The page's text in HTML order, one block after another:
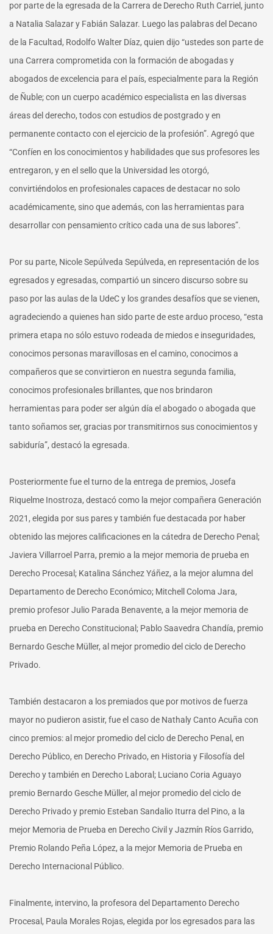
por parte de la egresada de la Carrera de Derecho Ruth Carriel, junto
a Natalia Salazar y Fabián Salazar. Luego las palabras del Decano
de la Facultad, Rodolfo Walter Díaz, quien dijo “ustedes son parte de
una Carrera comprometida con la formación de abogadas y
abogados de excelencia para el país, especialmente para la Región
de Ñuble; con un cuerpo académico especialista en las diversas
áreas del derecho, todos con estudios de postgrado y en
permanente contacto con el ejercicio de la profesión”. Agregó que
“Confíen en los conocimientos y habilidades que sus profesores les
entregaron, y en el sello que la Universidad les otorgó,
convirtiéndolos en profesionales capaces de destacar no solo
académicamente, sino que además, con las herramientas para
desarrollar con pensamiento crítico cada una de sus labores”.
Por su parte, Nicole Sepúlveda Sepúlveda, en representación de los
egresados y egresadas, compartió un sincero discurso sobre su
paso por las aulas de la UdeC y los grandes desafíos que se vienen,
agradeciendo a quienes han sido parte de este arduo proceso, “esta
primera etapa no sólo estuvo rodeada de miedos e inseguridades,
conocimos personas maravillosas en el camino, conocimos a
compañeros que se convirtieron en nuestra segunda familia,
conocimos profesionales brillantes, que nos brindaron
herramientas para poder ser algún día el abogado o abogada que
tanto soñamos ser, gracias por transmitirnos sus conocimientos y
sabiduría”, destacó la egresada.
Posteriormente fue el turno de la entrega de premios, Josefa
Riquelme Inostroza, destacó como la mejor compañera Generación
2021, elegida por sus pares y también fue destacada por haber
obtenido las mejores calificaciones en la cátedra de Derecho Penal;
Javiera Villarroel Parra, premio a la mejor memoria de prueba en
Derecho Procesal; Katalina Sánchez Yáñez, a la mejor alumna del
Departamento de Derecho Económico; Mitchell Coloma Jara,
premio profesor Julio Parada Benavente, a la mejor memoria de
prueba en Derecho Constitucional; Pablo Saavedra Chandía, premio
Bernardo Gesche Müller, al mejor promedio del ciclo de Derecho
Privado.
También destacaron a los premiados que por motivos de fuerza
mayor no pudieron asistir, fue el caso de Nathaly Canto Acuña con
cinco premios: al mejor promedio del ciclo de Derecho Penal, en
Derecho Público, en Derecho Privado, en Historia y Filosofía del
Derecho y también en Derecho Laboral; Luciano Coria Aguayo
premio Bernardo Gesche Müller, al mejor promedio del ciclo de
Derecho Privado y premio Esteban Sandalio Iturra del Pino, a la
mejor Memoria de Prueba en Derecho Civil y Jazmín Ríos Garrido,
Premio Rolando Peña López, a la mejor Memoria de Prueba en
Derecho Internacional Público.
Finalmente, intervino, la profesora del Departamento Derecho
Procesal, Paula Morales Rojas, elegida por los egresados para las